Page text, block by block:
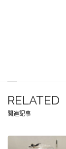
RELATED
関連記事